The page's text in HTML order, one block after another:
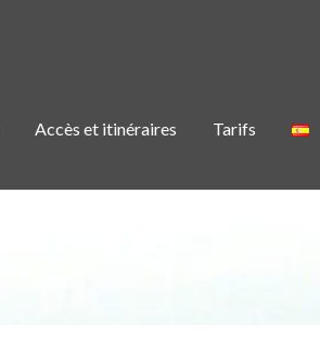
Accès et itinéraires Tarifs